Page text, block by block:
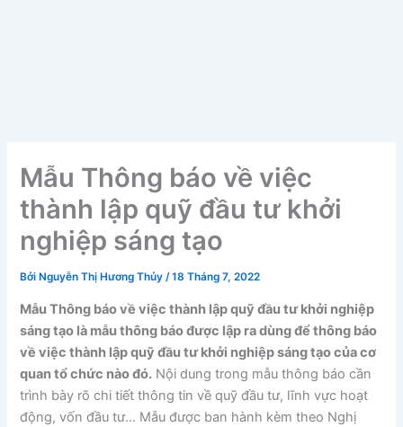
Mẫu Thông báo về việc
thành lập quỹ đầu tư khởi
nghiệp sáng tạo
Bởi Nguyễn Thị Hương Thủy/18 Tháng 7, 2022
Mẫu Thông báo về việc thành lập quỹ đầu tư khởi nghiệp
sáng tạo là mẫu thông báo được lập ra dùng để thông báo
về việc thành lập quỹ đầu tư khởi nghiệp sáng tạo của cơ
quan tổ chức nào đó. Nội dung trong mẫu thông báo cần
trình bày rõ chi tiết thông tin về quỹ đầu tư, lĩnh vực hoạt
động, vốn đầu tư… Mẫu được ban hành kèm theo Nghị